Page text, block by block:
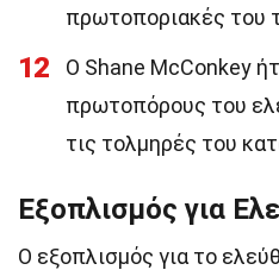
πρωτοποριακές του
12
Ο Shane McConkey
πρωτοπόρους του
τις τολμηρές του
Εξοπλισμός για
Ο εξοπλισμός για το